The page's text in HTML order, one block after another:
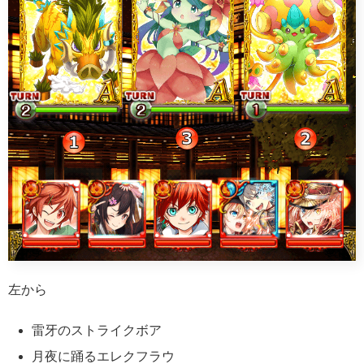
左から
雷牙のストライクボア
月夜に踊るエレクフラウ